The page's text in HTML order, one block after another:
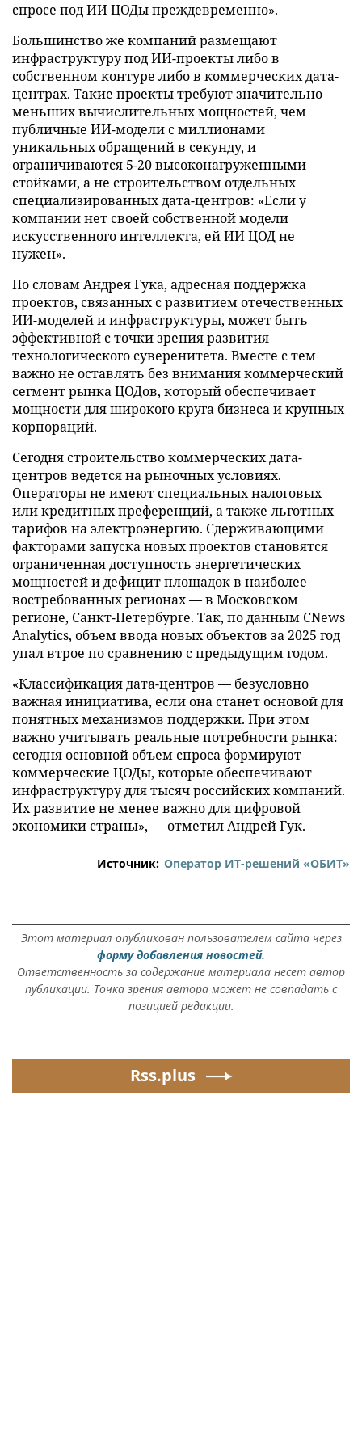
спросе под ИИ ЦОДы преждевременно».
Большинство же компаний размещают
инфраструктуру под ИИ-проекты либо в
собственном контуре либо в коммерческих дата-
центрах. Такие проекты требуют значительно
меньших вычислительных мощностей, чем
публичные ИИ-модели с миллионами
уникальных обращений в секунду, и
ограничиваются 5-20 высоконагруженными
стойками, а не строительством отдельных
специализированных дата-центров: «Если у
компании нет своей собственной модели
искусственного интеллекта, ей ИИ ЦОД не
нужен».
По словам Андрея Гука, адресная поддержка
проектов, связанных с развитием отечественных
ИИ-моделей и инфраструктуры, может быть
эффективной с точки зрения развития
технологического суверенитета. Вместе с тем
важно не оставлять без внимания коммерческий
сегмент рынка ЦОДов, который обеспечивает
мощности для широкого круга бизнеса и крупных
корпораций.
Сегодня строительство коммерческих дата-
центров ведется на рыночных условиях.
Операторы не имеют специальных налоговых
или кредитных преференций, а также льготных
тарифов на электроэнергию. Сдерживающими
факторами запуска новых проектов становятся
ограниченная доступность энергетических
мощностей и дефицит площадок в наиболее
востребованных регионах — в Московском
регионе, Санкт-Петербурге. Так, по данным CNews
Analytics, объем ввода новых объектов за 2025 год
упал втрое по сравнению с предыдущим годом.
«Классификация дата-центров — безусловно
важная инициатива, если она станет основой для
понятных механизмов поддержки. При этом
важно учитывать реальные потребности рынка:
сегодня основной объем спроса формируют
коммерческие ЦОДы, которые обеспечивают
инфраструктуру для тысяч российских компаний.
Их развитие не менее важно для цифровой
экономики страны», — отметил Андрей Гук.
Источник: Оператор ИТ-решений «ОБИТ»
Этот материал опубликован пользователем сайта через
форму добавления новостей.
Ответственность за содержание материала несет автор
публикации. Точка зрения автора может не совпадать с
позицией редакции.
Rss.plus